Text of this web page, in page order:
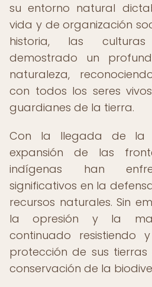
su entorno natural
vida y de organización
historia, las
demostrado un
naturaleza,
con todos los seres
guardianes de la tierra.
Con la llegada de la
expansión de las
indígenas han
significativos en la
recursos naturales. Sin
la opresión y la
continuado resistiendo
protección de sus
conservación de la